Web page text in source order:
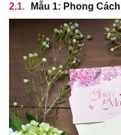
Mẫu 1: Phong